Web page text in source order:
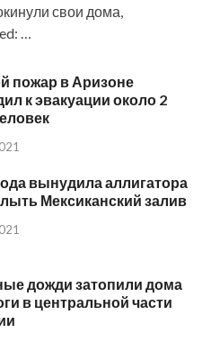
свои дома,
…
пожар в Аризоне
к эвакуации около 2
вынудила аллигатора
Мексиканский залив
дожди затопили дома
в центральной части